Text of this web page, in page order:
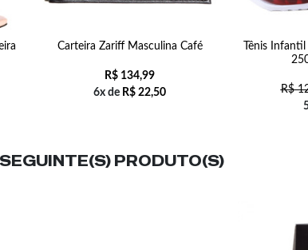
Carteira Zariff Masculina Café
R$ 134,99
6x de R$ 22,50
Tênis
R$
PRODUTO(S)